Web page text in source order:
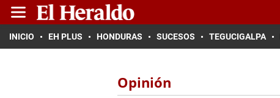
INICIO EH PLUS HONDURAS SUCESOS TEGUCIGALPA
Opinión